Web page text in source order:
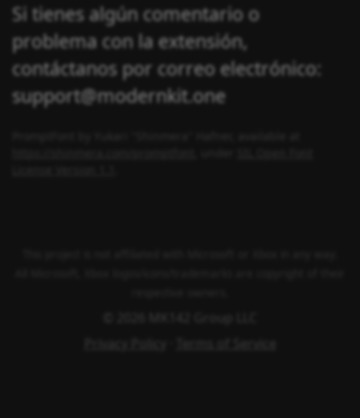
Si tienes algún comentario o
problema con la extensión,
contáctanos por correo electrónico:
support@modernkit.one